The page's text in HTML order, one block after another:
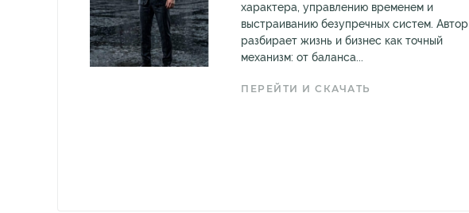
характера, управлению временем и
выстраиванию безупречных систем. Автор
разбирает жизнь и бизнес как точный
механизм: от баланса...
ПЕРЕЙТИ И СКАЧАТЬ